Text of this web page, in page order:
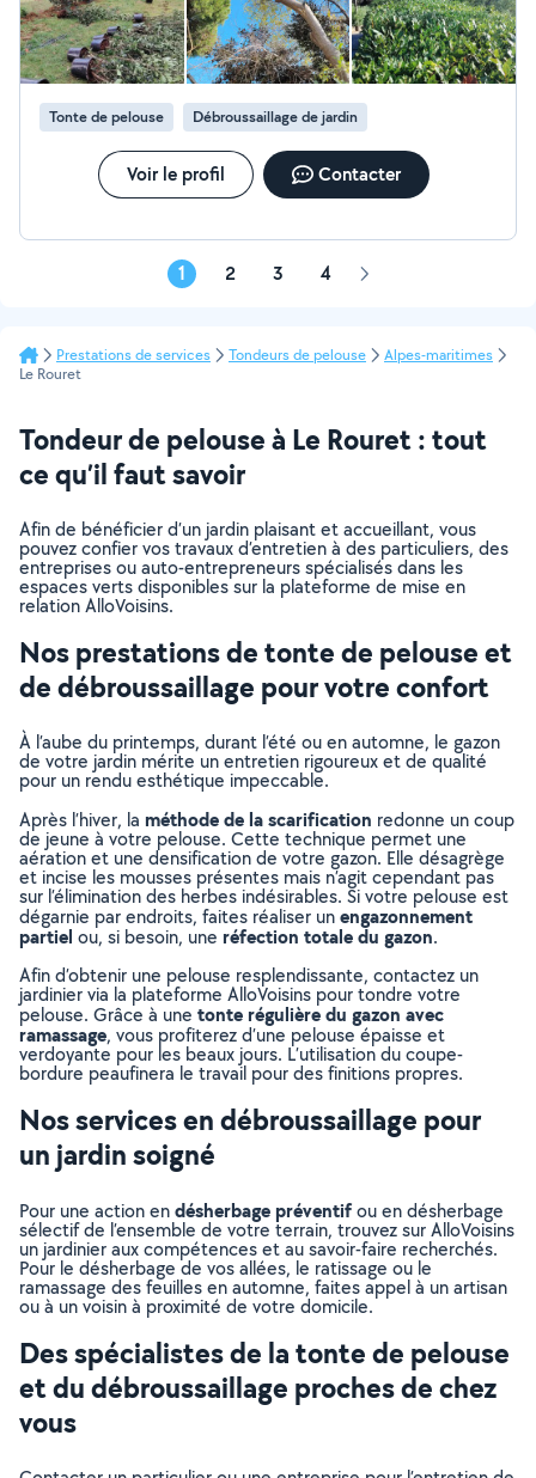
*Aménagement de massifs *Gazon en plaque / semi &
gazon synthétique *Motoculture *Pose de clôture
souple ou rigide Possibilité de passer avec le crédit
d'impôt immédiat à 50% POUR UN JARDIN À VOTRE
IMAGE
Tonte de pelouse Débroussaillage de jardin
Voir le profil Contacter
1 2 3 4 Page
Prestations de services Tondeurs de pelouse
Alpes-maritimes
Le Rouret
Tondeur de pelouse à Le Rouret : tout
ce qu’il faut savoir
Afin de bénéficier d’un jardin plaisant et accueillant, vous
pouvez confier vos travaux d’entretien à des particuliers, des
entreprises ou auto-entrepreneurs spécialisés dans les
espaces verts disponibles sur la plateforme de mise en
relation AlloVoisins.
Nos prestations de tonte de pelouse et
de débroussaillage pour votre confort
À l’aube du printemps, durant l’été ou en automne, le gazon
de votre jardin mérite un entretien rigoureux et de qualité
pour un rendu esthétique impeccable.
Après l’hiver, la méthode de la scarification redonne un coup
de jeune à votre pelouse. Cette technique permet une
aération et une densification de votre gazon. Elle désagrège
et incise les mousses présentes mais n’agit cependant pas
sur l’élimination des herbes indésirables. Si votre pelouse est
dégarnie par endroits, faites réaliser unengazonnement
partiel ou, si besoin, une réfection totale du gazon.
Afin d’obtenir une pelouse resplendissante, contactez un
jardinier via la plateforme AlloVoisins pour tondre votre
pelouse. Grâce à une tonte régulière du gazon avec
ramassage, vous profiterez d’une pelouse épaisse et
verdoyante pour les beaux jours. L’utilisation du coupe-
bordure peaufinera le travail pour des finitions propres.
Nos services en débroussaillage pour
un jardin soigné
Pour une action endésherbage préventifou en désherbage
sélectif de l’ensemble de votre terrain, trouvez sur AlloVoisins
un jardinier aux compétences et au savoir-faire recherchés.
Pour le désherbage de vos allées, le ratissage ou le
ramassage des feuilles en automne, faites appel à un artisan
ou à un voisin à proximité de votre domicile.
Des spécialistes de la tonte de pelouse
et du débroussaillage proches de chez
vous